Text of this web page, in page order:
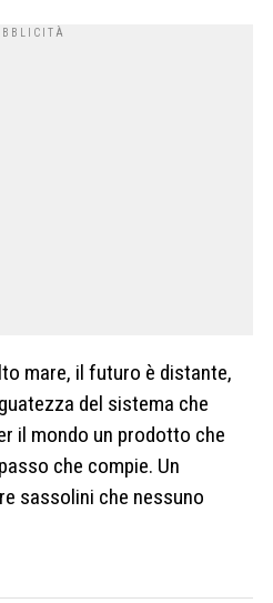
mare, il futuro è distante,
del sistema che
il mondo un prodotto che
che compie. Un
sassolini che nessuno